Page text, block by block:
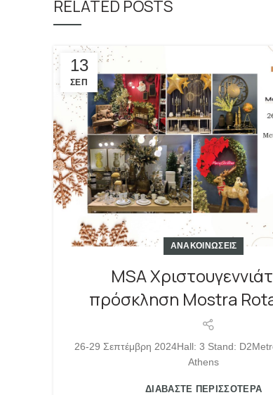
RELATED POSTS
13
ΣΕΠ
ΑΝΑΚΟΙΝΩΣΕΙΣ
MSA
πρόσκληση Mostra
26-29 Σεπτέμβρη 2024Hall: 3 Stand:
Athens
ΔΙΑΒΑΣΤΕ ΠΕΡΙΣΣΟΤΕΡΑ